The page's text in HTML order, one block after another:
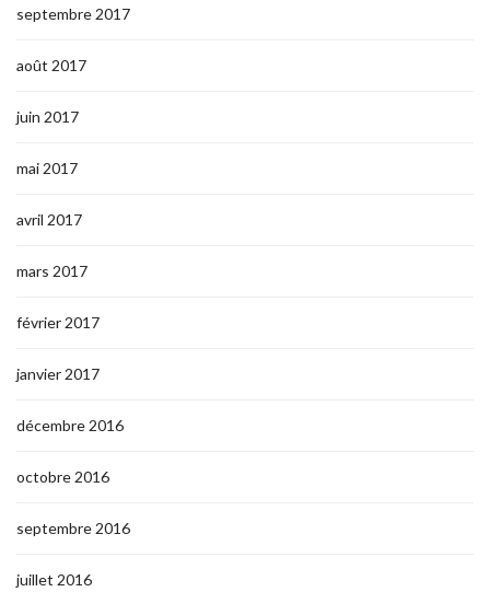
septembre 2017
août 2017
juin 2017
mai 2017
avril 2017
mars 2017
février 2017
janvier 2017
décembre 2016
octobre 2016
septembre 2016
juillet 2016